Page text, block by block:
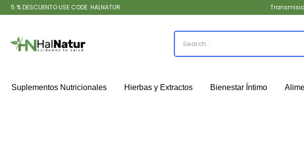
5 % DESCUENTO USE CODE: HALNATUR
Suplementos Nutricionales Hierbas y Extractos Bienestar Íntimo